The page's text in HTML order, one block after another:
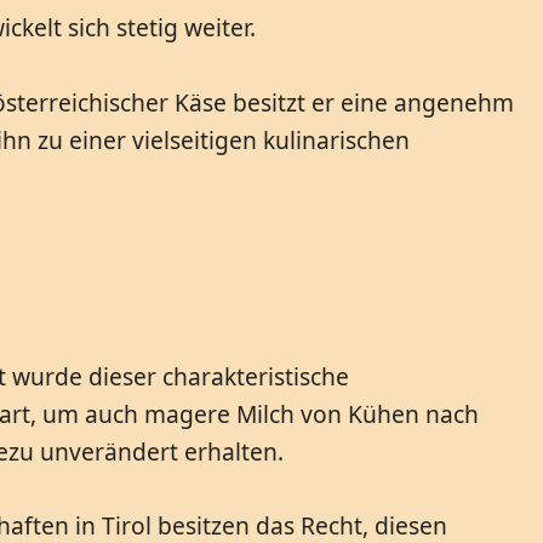
sich stetig weiter.
Käse besitzt er eine angenehm
zu einer vielseitigen kulinarischen
dieser charakteristische
um auch magere Milch von Kühen nach
unverändert erhalten.
in Tirol besitzen das Recht, diesen